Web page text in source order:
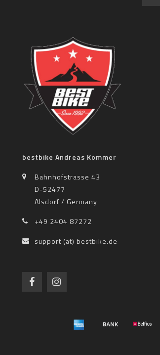
bestbike Andreas Kommer
Bahnhofstrasse 43
D-52477
Alsdorf / Germany
+49 2404 87272
support (at) bestbike.de